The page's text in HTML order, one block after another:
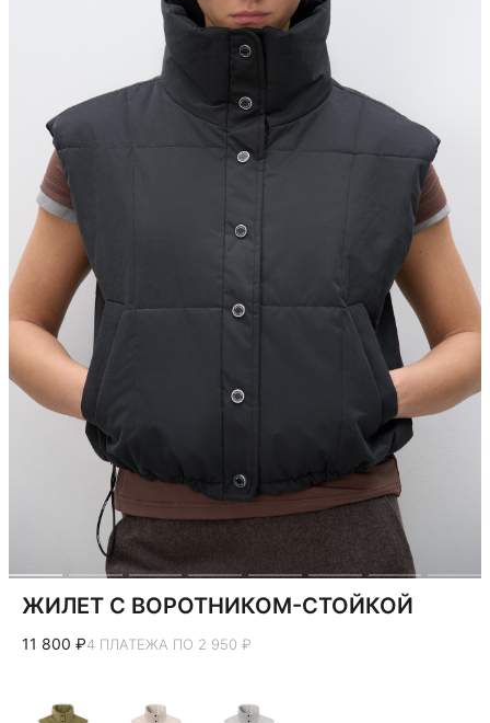
ЖИЛЕТ С ВОРОТНИКОМ-СТОЙКОЙ
11 800 ₽4 ПЛАТЕЖА ПО 2 950 ₽